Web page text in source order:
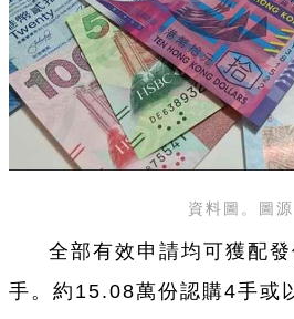
資料圖。圖
全部有效申請均可獲配
手。約15.08萬份認購4手或